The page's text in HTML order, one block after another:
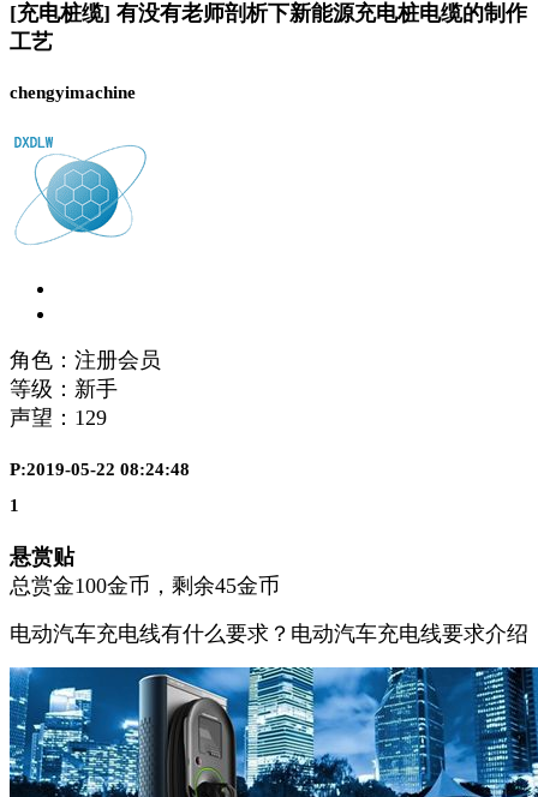
[充电桩缆] 有没有老师剖析下新能源充电桩电缆的制作
工艺
chengyimachine
角色：注册会员
等级：新手
声望： 129
P:2019-05-22 08:24:48
1
悬赏贴
总赏金100金币，剩余45金币
电动汽车充电线有什么要求？电动汽车充电线要求介绍